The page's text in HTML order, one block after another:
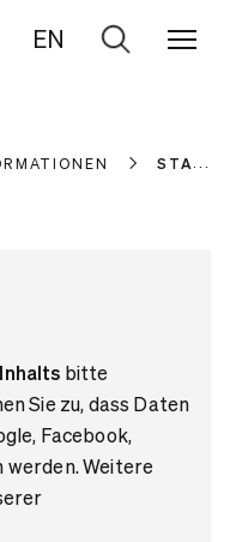
EN
Zur
bitte
Sie zu, dass Daten
Facebook,
Weitere